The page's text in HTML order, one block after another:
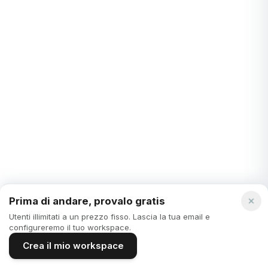
Krystian Álvarez·3 years ago
Prima di andare, provalo gratis
Utenti illimitati a un prezzo fisso. Lascia la tua email e
configureremo il tuo workspace.
Crea il mio workspace